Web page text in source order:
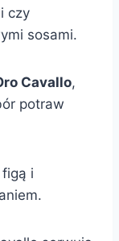
czy
sosami.
Cavallo,
potraw
i